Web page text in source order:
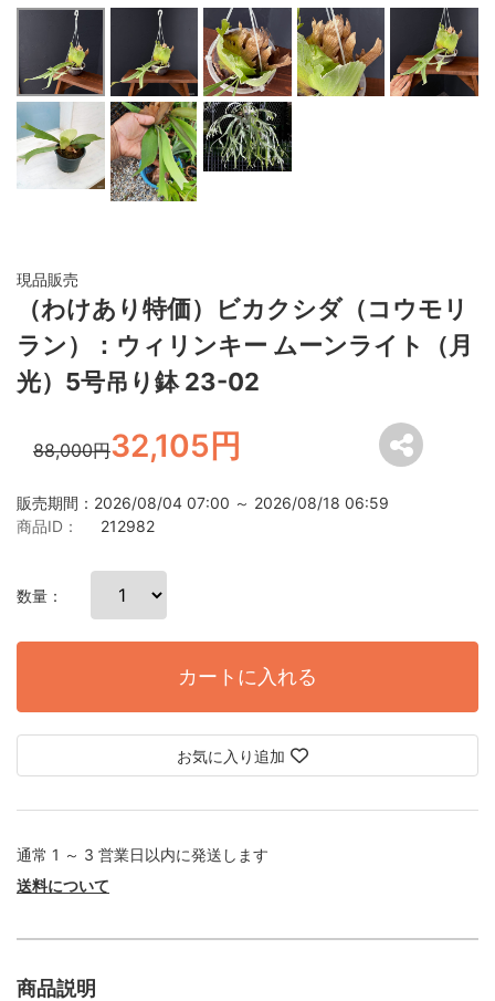
現品販売
（わけあり特価）ビカクシダ（コウモリ
ラン）：ウィリンキー ムーンライト（月
光）5号吊り鉢 23-02
88,000円32,105円
販売期間：2026/08/04 07:00 ～ 2026/08/18 06:59
商品ID：
212982
数量：
カートに入れる
お気に入り追加
通常 1 ～ 3 営業日以内に発送します
送料について
商品説明